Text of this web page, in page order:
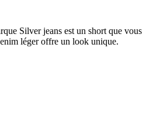
Silver jeans est un short que vous
léger offre un look unique.